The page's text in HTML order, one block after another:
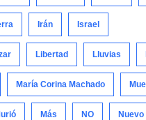
Irán Israel
Libertad Lluvias
María Corina Machado
Más NO Nuevo